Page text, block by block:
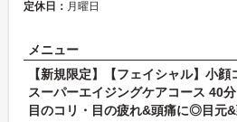
定休日： 月曜日
メニュー
スーパーエイジングケアコース 40分